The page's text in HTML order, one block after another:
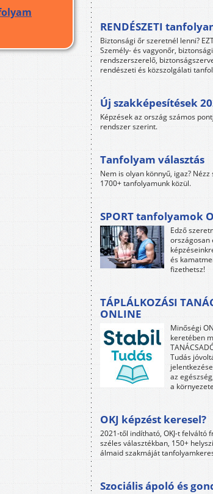
RENDÉSZETI
Biztonsági őr szeretnél lenni?
Személy- és vagyonőr,
rendszerszerelő,
rendészeti és közszolgálati
Új szakképesítések
Képzések az ország számos
rendszer szerint.
Tanfolyam választás
Nem is olyan könnyű, igaz?
1700+ tanfolyamunk közül.
SPORT tanfolyamok
Edző
országosan
és
fizethetsz!
TÁPLÁLKOZÁSI
ONLINE
Minőségi
keretében
Tudás
az
a
OKJ képzést keresel?
2021-től indítható, OKJ-t felváltó
széles választékban, 150+
álmaid szakmáját
Szociális ápoló és